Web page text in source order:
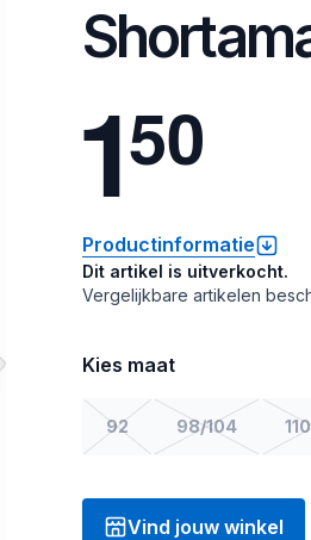
150
Productinformatie
Dit artikel is uitverkocht.
Vergelijkbare artikelen
Kies maat
92 98/104
Vind jouw winkel